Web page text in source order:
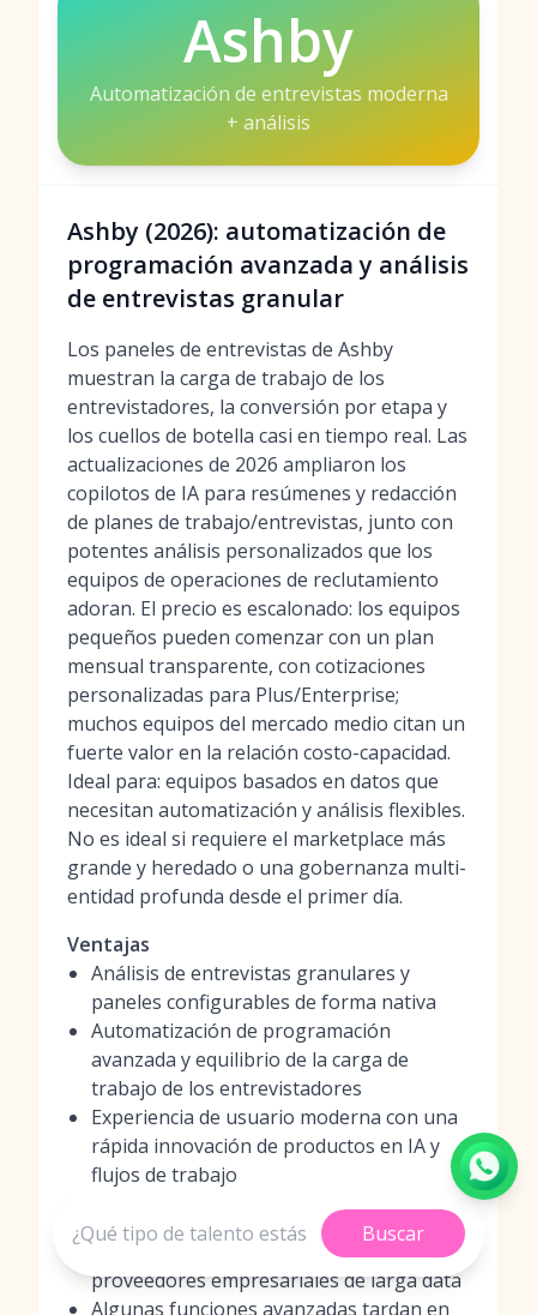
Ashby
Automatización de entrevistas moderna
+ análisis
Ashby (2026): automatización de
programación avanzada y análisis
de entrevistas granular
Los paneles de entrevistas de Ashby
muestran la carga de trabajo de los
entrevistadores, la conversión por etapa y
los cuellos de botella casi en tiempo real. Las
actualizaciones de 2026 ampliaron los
copilotos de IA para resúmenes y redacción
de planes de trabajo/entrevistas, junto con
potentes análisis personalizados que los
equipos de operaciones de reclutamiento
adoran. El precio es escalonado: los equipos
pequeños pueden comenzar con un plan
mensual transparente, con cotizaciones
personalizadas para Plus/Enterprise;
muchos equipos del mercado medio citan un
fuerte valor en la relación costo-capacidad.
Ideal para: equipos basados en datos que
necesitan automatización y análisis flexibles.
No es ideal si requiere el marketplace más
grande y heredado o una gobernanza multi-
entidad profunda desde el primer día.
Ventajas
Análisis de entrevistas granulares y
paneles configurables de forma nativa
Automatización de programación
avanzada y equilibrio de la carga de
trabajo de los entrevistadores
Experiencia de usuario moderna con una
rápida innovación de productos en IA y
flujos de trabajo
Desventajas
Marketplace más pequeño que los
proveedores empresariales de larga data
Algunas funciones avanzadas tardan en
Buscar